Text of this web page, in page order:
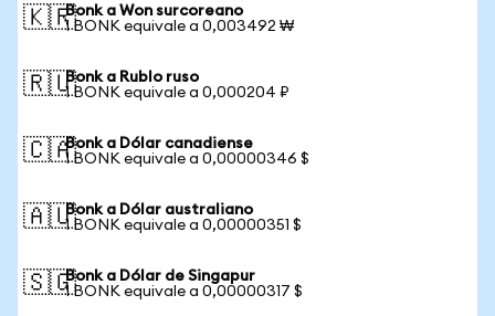
🇰🇷Bonk a Won surcoreano
1 BONK equivale a 0,003492 ₩
🇷🇺Bonk a Rublo ruso
1 BONK equivale a 0,000204 ₽
🇨🇦Bonk a Dólar canadiense
1 BONK equivale a 0,00000346 $
🇦🇺Bonk a Dólar australiano
1 BONK equivale a 0,00000351 $
🇸🇬Bonk a Dólar de Singapur
1 BONK equivale a 0,00000317 $